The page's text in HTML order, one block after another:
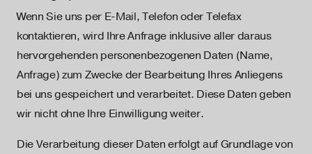
Wenn Sie uns per E-Mail, Telefon oder Telefax
kontaktieren, wird Ihre Anfrage inklusive aller daraus
hervorgehenden personenbezogenen Daten (Name,
Anfrage) zum Zwecke der Bearbeitung Ihres Anliegens
bei uns gespeichert und verarbeitet. Diese Daten geben
wir nicht ohne Ihre Einwilligung weiter.
Die Verarbeitung dieser Daten erfolgt auf Grundlage von